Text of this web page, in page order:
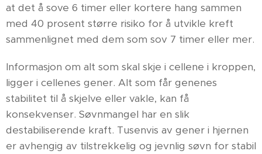
at det å sove 6 timer eller kortere hang sammen
med 40 prosent større risiko for å utvikle kreft
sammenlignet med dem som sov 7 timer eller mer.
Informasjon om alt som skal skje i cellene i kroppen,
ligger i cellenes gener. Alt som får genenes
stabilitet til å skjelve eller vakle, kan få
konsekvenser. Søvnmangel har en slik
destabiliserende kraft. Tusenvis av gener i hjernen
er avhengig av tilstrekkelig og jevnlig søvn for stabil